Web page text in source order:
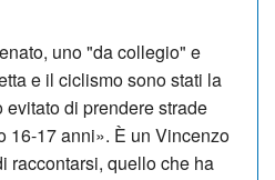
uno "da collegio" e
e il ciclismo sono stati la
di prendere strade
16-17 anni». È un Vincenzo
raccontarsi, quello che ha